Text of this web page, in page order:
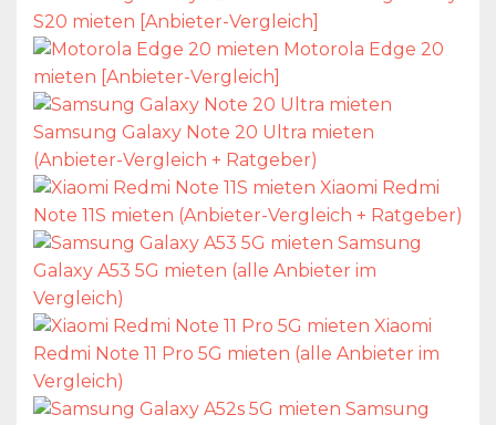
S20 mieten [Anbieter-Vergleich]
Motorola Edge 20
mieten [Anbieter-Vergleich]
Samsung Galaxy Note 20 Ultra mieten
(Anbieter-Vergleich + Ratgeber)
Xiaomi Redmi
Note 11S mieten (Anbieter-Vergleich + Ratgeber)
Samsung
Galaxy A53 5G mieten (alle Anbieter im
Vergleich)
Xiaomi
Redmi Note 11 Pro 5G mieten (alle Anbieter im
Vergleich)
Samsung